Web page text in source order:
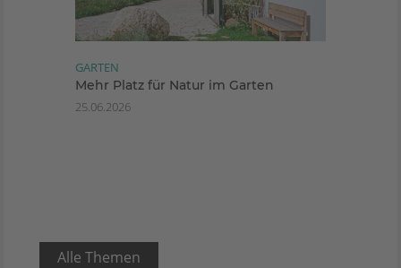
GARTEN
Mehr Platz für Natur im Garten
25.06.2026
Alle Themen